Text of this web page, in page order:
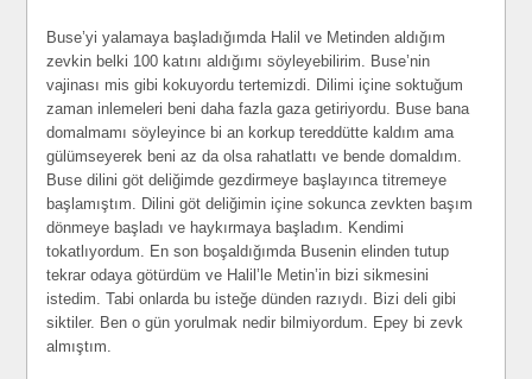
Buse’yi yalamaya başladığımda Halil ve Metinden aldığım
zevkin belki 100 katını aldığımı söyleyebilirim. Buse’nin
vajinası mis gibi kokuyordu tertemizdi. Dilimi içine soktuğum
zaman inlemeleri beni daha fazla gaza getiriyordu. Buse bana
domalmamı söyleyince bi an korkup tereddütte kaldım ama
gülümseyerek beni az da olsa rahatlattı ve bende domaldım.
Buse dilini göt deliğimde gezdirmeye başlayınca titremeye
başlamıştım. Dilini göt deliğimin içine sokunca zevkten başım
dönmeye başladı ve haykırmaya başladım. Kendimi
tokatlıyordum. En son boşaldığımda Busenin elinden tutup
tekrar odaya götürdüm ve Halil’le Metin’in bizi sikmesini
istedim. Tabi onlarda bu isteğe dünden razıydı. Bizi deli gibi
siktiler. Ben o gün yorulmak nedir bilmiyordum. Epey bi zevk
almıştım.